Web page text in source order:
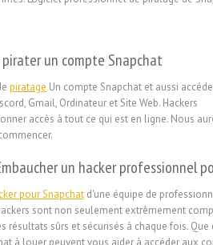
un compte Snapchat
piratage Un compte Snapchat et aussi
Gmail, Ordinateur et Site Web. Hackers
accès à tout ce qui est en ligne. Nous
un hacker professionnel
pour Snapchat d'une équipe de
sont non seulement extrêmement
résultats sûrs et sécurisés à chaque fois.
à louer peuvent vous aider à accéder aux